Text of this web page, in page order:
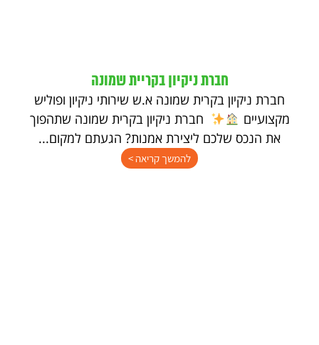
חברת ניקיון בקריית שמונה
חברת ניקיון בקרית שמונה א.ש שירותי ניקיון ופוליש
מקצועיים
חברת ניקיון בקרית שמונה שתהפוך
את הנכס שלכם ליצירת אמנות? הגעתם למקום...
להמשך קריאה >